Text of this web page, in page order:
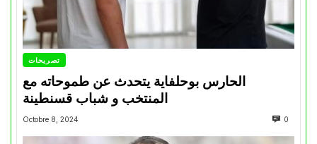
تصريحات
الحارس بوحلفاية يتحدث عن طموحاته مع
المنتخب و شباب قسنطينة
Octobre 8, 2024 0